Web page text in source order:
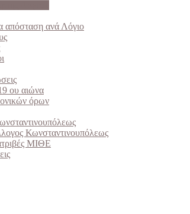
απόσταση ανά Λόγιο
ου αιώνα
όρων
Κωνσταντινουπόλεως
ΜΙΘΕ